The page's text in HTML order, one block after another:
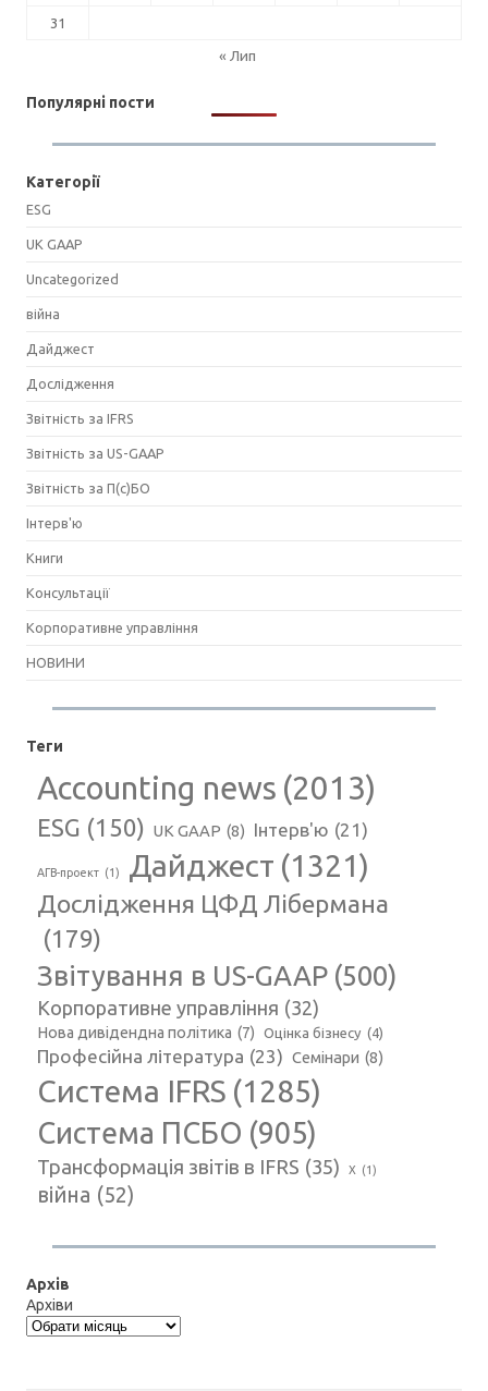
31
« Лип
Популярні пости
Категорії
ESG
UK GAAP
Uncategorized
війна
Дайджест
Дослідження
Звітність за IFRS
Звітність за US-GAAP
Звітність за П(с)БО
Інтерв'ю
Книги
Консультації
Корпоративне управління
НОВИНИ
Теги
Accounting news (2013)
ESG (150) UK GAAP (8) Інтерв'ю (21)
АГВ-проект (1) Дайджест (1321)
Дослідження ЦФД Лібермана
(179)
Звітування в US-GAAP (500)
Корпоративне управління (32)
Нова дивідендна політика (7) Оцінка бізнесу (4)
Професійна література (23) Семінари (8)
Система IFRS (1285)
Система ПСБО (905)
Трансформація звітів в IFRS (35) Х (1)
війна (52)
Архів
Архіви